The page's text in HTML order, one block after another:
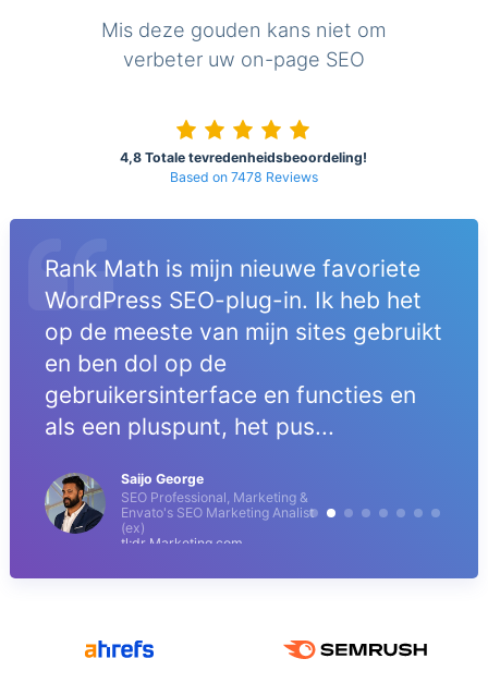
Mis deze gouden kans niet om
verbeter uw on-page SEO
4,8 Totale tevredenheidsbeoordeling!
Based on 7478 Reviews
Rank Math is mijn nieuwe favoriete
WordPress SEO-plug-in. Ik heb het
op de meeste van mijn sites gebruikt
en ben dol op de
gebruikersinterface en functies en
als een pluspunt, het pus...
Saijo George
SEO Professional, Marketing &
Envato's SEO Marketing Analist
(ex)
tl;dr Marketing.com